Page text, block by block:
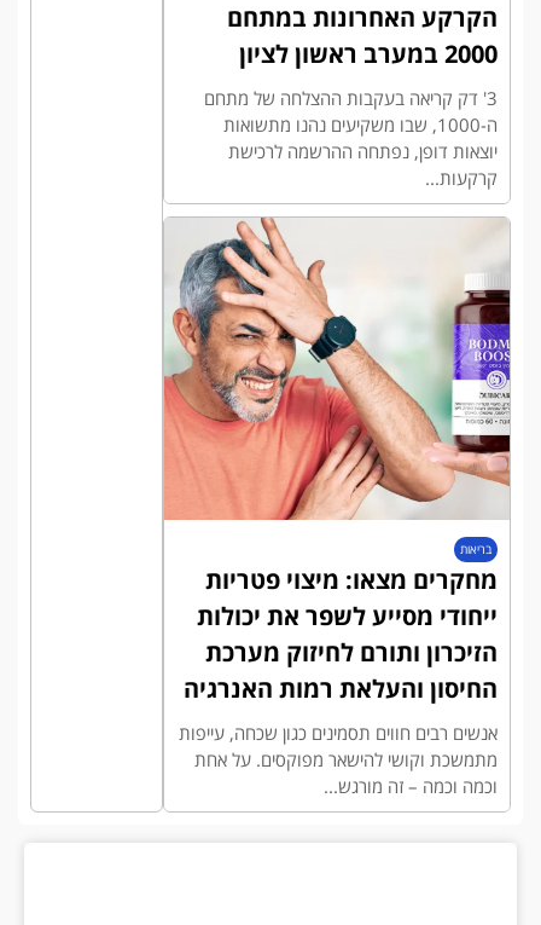
הקרקע האחרונות במתחם
2000 במערב ראשון לציון
3' דק קריאה בעקבות ההצלחה של מתחם
ה-1000, שבו משקיעים נהנו מתשואות
יוצאות דופן, נפתחה ההרשמה לרכישת
קרקעות...
בריאות
מחקרים מצאו: מיצוי פטריות
ייחודי מסייע לשפר את יכולות
הזיכרון ותורם לחיזוק מערכת
החיסון והעלאת רמות האנרגיה
אנשים רבים חווים תסמינים כגון שכחה, עייפות
מתמשכת וקושי להישאר מפוקסים. על אחת
וכמה וכמה – זה מורגש...